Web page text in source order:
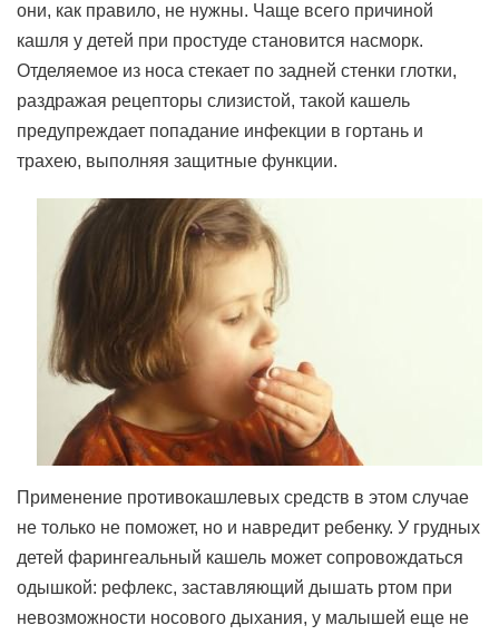
они, как правило, не нужны. Чаще всего причиной
кашля у детей при простуде становится насморк.
Отделяемое из носа стекает по задней стенки глотки,
раздражая рецепторы слизистой, такой кашель
предупреждает попадание инфекции в гортань и
трахею, выполняя защитные функции.
Применение противокашлевых средств в этом случае
не только не поможет, но и навредит ребенку. У грудных
детей фарингеальный кашель может сопровождаться
одышкой: рефлекс, заставляющий дышать ртом при
невозможности носового дыхания, у малышей еще не